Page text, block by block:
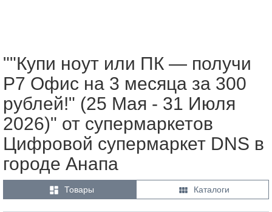
""Купи ноут или ПК — получи
Р7 Офис на 3 месяца за 300
рублей!" (25 Мая - 31 Июля
2026)" от супермаркетов
Цифровой супермаркет DNS в
городе Анапа
 Товары  Каталоги